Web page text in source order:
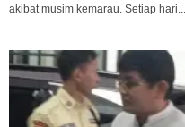
akibat musim kemarau. Setiap hari...